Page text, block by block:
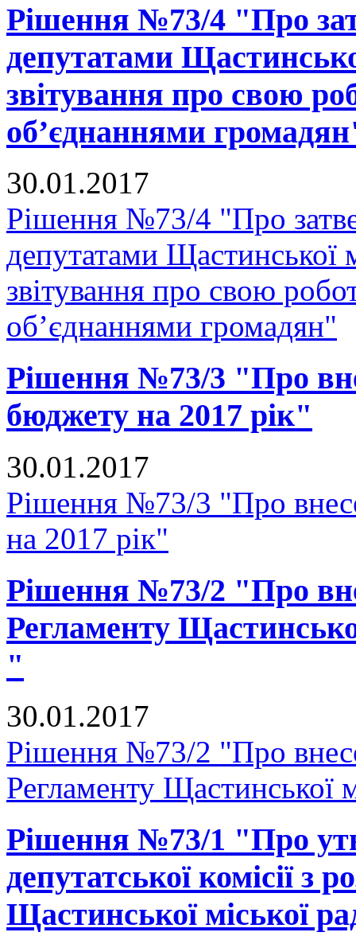
Рішення №73/4 "Про
депутатами
звітування про свою
об’єднаннями
30.01.2017
Рішення №73/4 "Про
депутатами Щастинської
звітування про свою
об’єднаннями громадян"
Рішення №73/3 "Про
бюджету на 2017 рік"
30.01.2017
Рішення №73/3 "Про
на 2017 рік"
Рішення №73/2 "Про
Регламенту
"
30.01.2017
Рішення №73/2 "Про
Регламенту Щастинської
Рішення №73/1 "Про
депутатської комісії з
Щастинської міської